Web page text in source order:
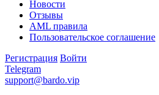
Новости
Отзывы
AML правила
Пользовательское соглашение
Регистрация Войти
Telegram
support@bardo.vip